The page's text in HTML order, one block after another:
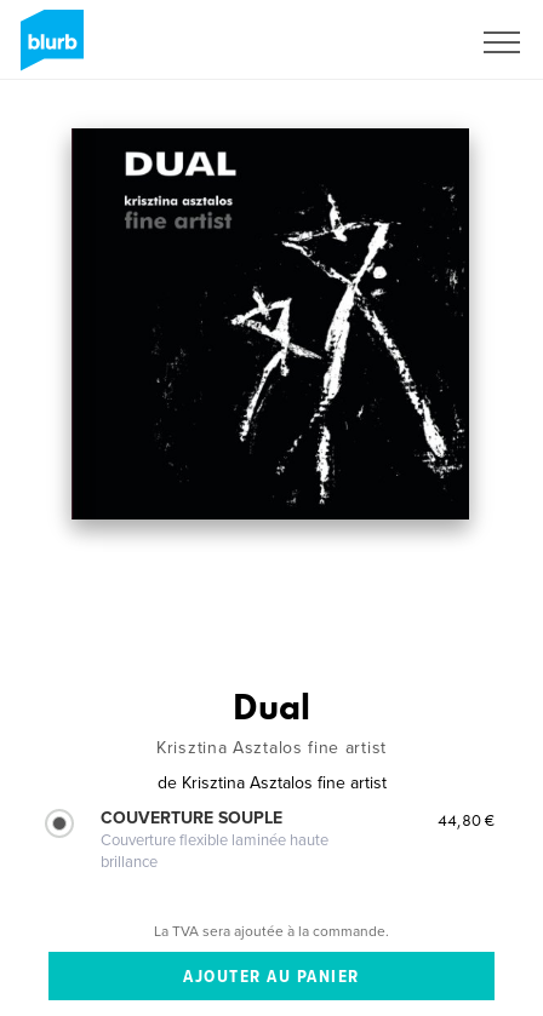
Dual
Krisztina Asztalos fine artist
de Krisztina Asztalos fine artist
COUVERTURE SOUPLE
Couverture flexible laminée haute
brillance
44,80 €
La TVA sera ajoutée à la commande.